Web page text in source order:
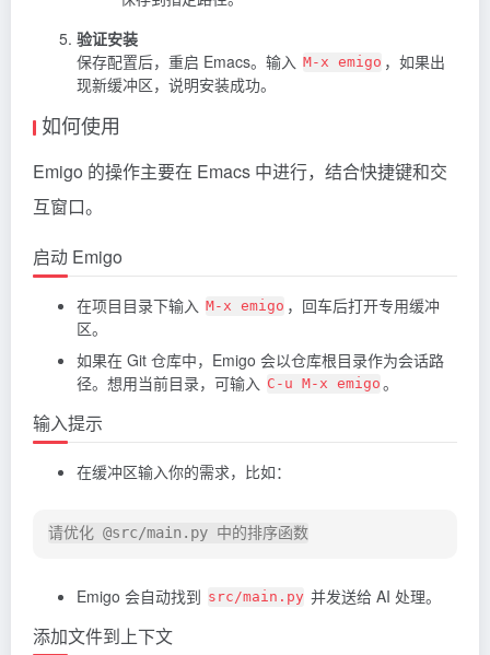
验证安装
保存配置后，重启 Emacs。输入 M-x emigo ，如果出
现新缓冲区，说明安装成功。
如何使用
Emigo 的操作主要在 Emacs 中进行，结合快捷键和交
互窗口。
启动 Emigo
在项目目录下输入 M-x emigo ，回车后打开专用缓冲
区。
如果在 Git 仓库中，Emigo 会以仓库根目录作为会话路
径。想用当前目录，可输入 C-u M-x emigo 。
输入提示
在缓冲区输入你的需求，比如：
Emigo 会自动找到 src/main.py 并发送给 AI 处理。
添加文件到上下文